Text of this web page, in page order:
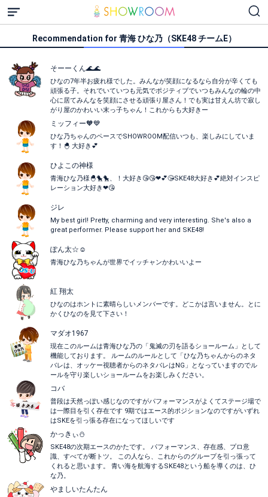
Recommendation for 青海 ひな乃（SKE48 チームE）
そーーくん🌊🌊
ひなの7年半お疲れ様でした。みんなが笑顔になるなら自分が辛くても
頑張る子。それでいていつも元気でポジティブでいつもみんなの輪の中
心に居てみんなを笑顔にさせる頑張り屋さん！でも実は甘えん坊で寂し
がり屋のかわいい末っ子ちゃん！これからも大好きー
ミッフィー🧡💙
ひな乃ちゃんのペースでSHOWROOM配信いつも、楽しみにしていま
す！🐣 大好き💕
ひよこの神様
青海ひな乃様🐣🐤🐤、！大好き😘😘❤💕😘SKE48大好き💕絶対インスピ
レーション大好き❤😘
ジレ
My best girl! Pretty, charming and very interesting. She's also a
great performer. Please support her and SKE48!
ぽん太☆‪‪☺︎‬
青海ひな乃ちゃんが世界でイッチャンかわいいよー
紅 翔太
ひなのはホントに素晴らしいメンバーです。どこかは言いません。とに
かくひなのを見て下さい！
マダオ1967
現在このルームは青海ひな乃の「鬼滅の刃を語るショールーム」として
機能しております。 ルームのルールとして「ひな乃ちゃんからのネタ
バレは、オッケー視聴者からのネタバレはNG」となっていますのでル
ールを守り楽しいショールームをお楽しみください。
コバ
普段は天然っぽい感じなのですがパフォーマンスがよくてステージ場で
は一際目を引く存在です 9期ではエース的ポジションなのですがいずれ
はSKEを引っ張る存在になってほしいです
かっきぃ⛄
SKE48の次期エースのかたです。 パフォーマンス、存在感、プロ意
識、すべてが断トツ。 この人なら、これからのグループを引っ張って
くれると思います。 青い海を航海するSKE48という船を導くのは、ひ
な乃。
やましいたんたん